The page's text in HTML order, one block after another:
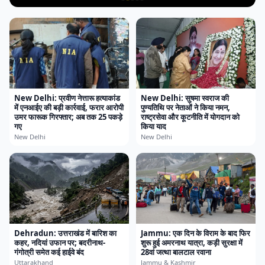
New Delhi: प्रवीण नेत्तारू हत्याकांड
में एनआईए की बड़ी कार्रवाई, फरार आरोपी
उमर फारूक गिरफ्तार; अब तक 25 पकड़े
गए
New Delhi
New Delhi: सुषमा स्वराज की
पुण्यतिथि पर नेताओं ने किया नमन,
राष्ट्रसेवा और कूटनीति में योगदान को
किया याद
New Delhi
Dehradun: उत्तराखंड में बारिश का
कहर, नदियां उफान पर; बदरीनाथ-
गंगोत्री समेत कई हाईवे बंद
Uttarakhand
Jammu: एक दिन के विराम के बाद फिर
शुरू हुई अमरनाथ यात्रा, कड़ी सुरक्षा में
28वां जत्था बालटाल रवाना
Jammu & Kashmir